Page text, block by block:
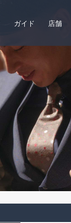
ガイド 店舗